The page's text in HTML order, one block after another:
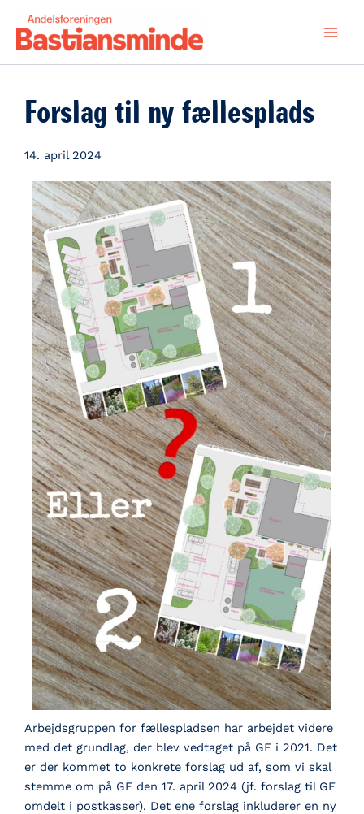
indholdet
Forslag til ny fællesplads
14. april 2024
Arbejdsgruppen for fællespladsen har arbejdet videre
med det grundlag, der blev vedtaget på GF i 2021. Det
er der kommet to konkrete forslag ud af, som vi skal
stemme om på GF den 17. april 2024 (jf. forslag til GF
omdelt i postkasser). Det ene forslag inkluderer en ny